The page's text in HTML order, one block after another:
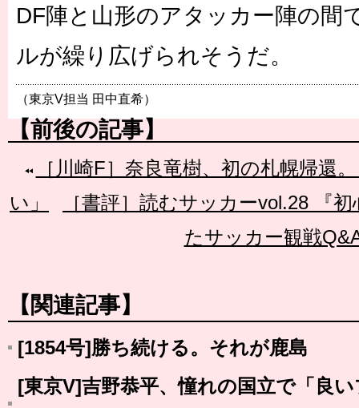
DF陣と山形のアタッカー陣の間
ルが繰り広げられそうだ。
（東京V担当 田中直希）
【前後の記事】
［川崎F］奈良竜樹、初の札幌帰還
い」
［書評］読むサッカーvol.28 『
たサッカー観戦
【関連記事】
[1854号]勝ち続ける。それが鹿島
[東京V]吉野恭平、憧れの国立で「良